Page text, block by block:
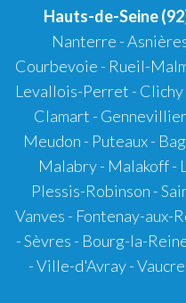
Hauts-de-Seine
Nanterre -
Courbevoie - Rueil-
Levallois-Perret -
Clamart -
Meudon - Puteaux -
Malabry - Malakoff -
Plessis-Robinson -
Vanves - Fontenay-aux-
- Sèvres - Bourg-la-
- Ville-d'Avray -